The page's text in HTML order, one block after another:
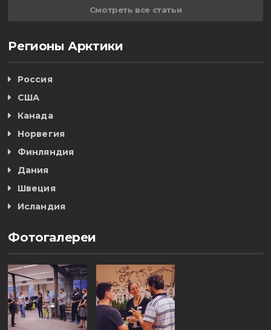
Смотреть все статьи
Регионы Арктики
Россия
США
Канада
Норвегия
Финляндия
Дания
Швеция
Исландия
Фотогалереи